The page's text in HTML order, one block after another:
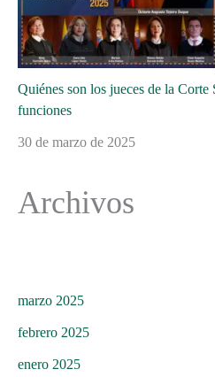
Quiénes son los jueces de la
funciones
30 de marzo de 2025
Archivos
marzo 2025
febrero 2025
enero 2025